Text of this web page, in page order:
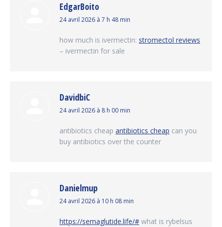
EdgarBoito
dit
24 avril 2026 à 7 h 48 min
how much is ivermectin: stromectol reviews
– ivermectin for sale
DavidbiC
dit
24 avril 2026 à 8 h 00 min
antibiotics cheap antibiotics cheap can you
buy antibiotics over the counter
Danielmup
dit
24 avril 2026 à 10 h 08 min
https://semaglutide.life/# what is rybelsus